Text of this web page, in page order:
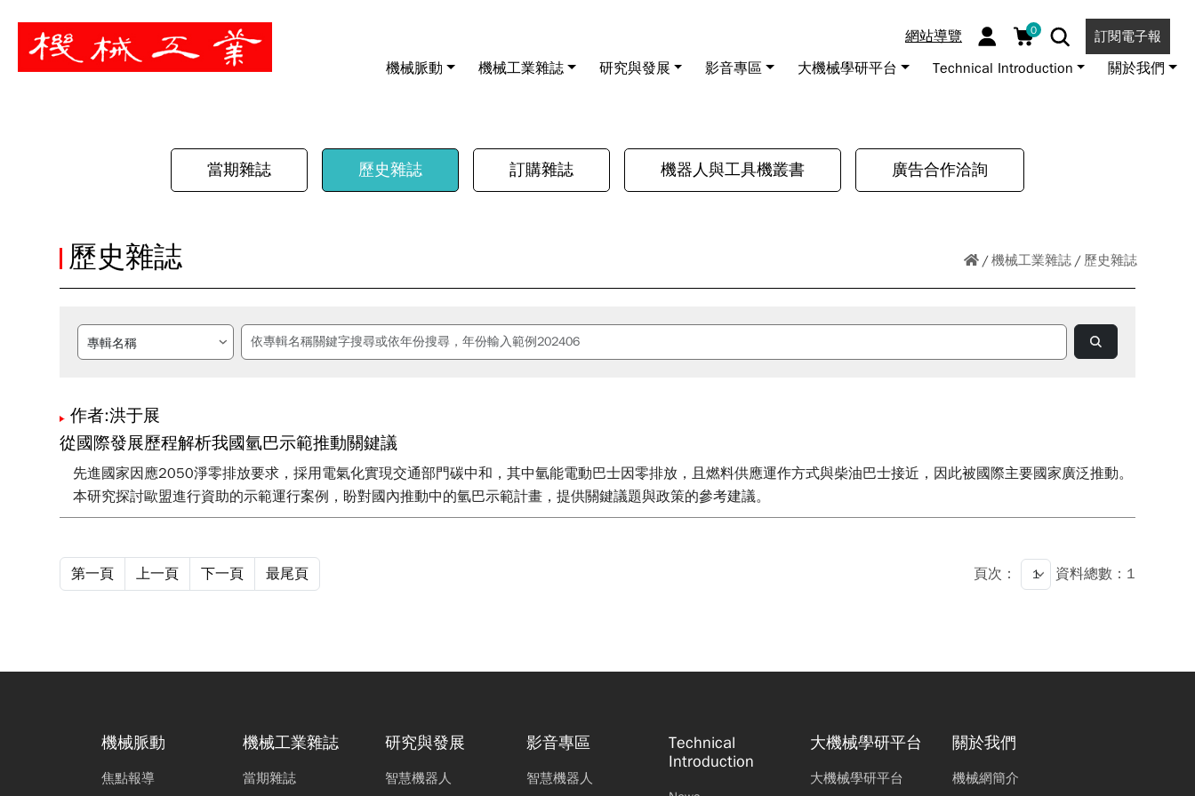
網站導覽 0 訂閱電子報
機械脈動 機械工業雜誌 研究與發展 影音專區 大機械學研平台 Technical Introduction 關於我們
暫停
當期雜誌 歷史雜誌 訂購雜誌 機器人與工具機叢書 廣告合作洽詢
機械工業雜誌 歷史雜誌
歷史雜誌
作者:洪于展
從國際發展歷程解析我國氫巴示範推動關鍵議
先進國家因應2050淨零排放要求，採用電氣化實現交通部門碳中和，其中氫能電動巴士因零排放，且燃料供應運作方式與柴油巴士接近，因此被國際主要國家廣泛推動。
本研究探討歐盟進行資助的示範運行案例，盼對國內推動中的氫巴示範計畫，提供關鍵議題與政策的參考建議。
第一頁 上一頁 下一頁 最尾頁 頁次： 資料總數：1
機械脈動
焦點報導
機械工業雜誌
當期雜誌
研究與發展
智慧機器人
影音專區
智慧機器人
Technical
Introduction
大機械學研平台
大機械學研平台
關於我們
機械網簡介